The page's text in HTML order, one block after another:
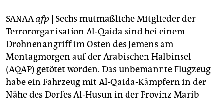
fragen & hilfe
unterstützen
abo
genossenschaft
epaper login
SANAAafp | Sechs mutmaßliche Mitglieder der
Terrororganisation Al-Qaida sind bei einem
Drohnenangriff im Osten des Jemens am
Montagmorgen auf der Arabischen Halbinsel
(AQAP) getötet worden. Das unbemannte Flugzeug
habe ein Fahrzeug mit Al-Qaida-Kämpfern in der
Nähe des Dorfes Al-Husun in der Provinz Marib